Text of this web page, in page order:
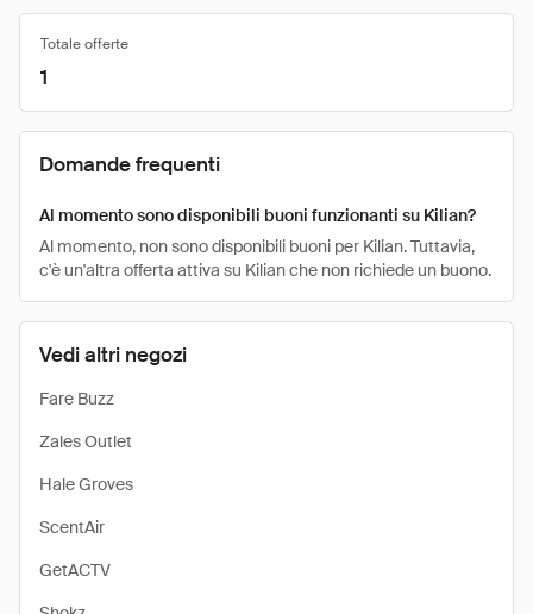
Vedi altri negozi
Fare Buzz
Zales Outlet
Hale Groves
ScentAir
GetACTV
Totale offerte
1
Domande frequenti
Al momento sono disponibili buoni funzionanti su Kilian?
Al momento, non sono disponibili buoni per Kilian. Tuttavia,
c'è un'altra offerta attiva su Kilian che non richiede un buono.